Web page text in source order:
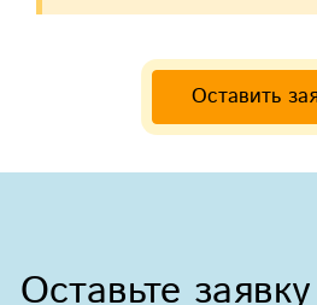
Оставить
Оставьте